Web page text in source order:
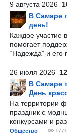
9 августа 2026
В Самаре
день!
Каждое участие
помогает
“Надежда” и его
26 июля 2026
В Самаре
День
На территории
праздник с
конкурсами и
Общество 1771